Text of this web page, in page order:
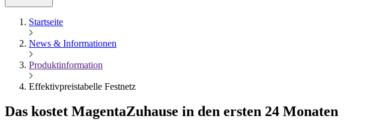
Startseite
News & Informationen
Produktinformation
Effektivpreistabelle Festnetz
Das kostet MagentaZuhause in den ersten 24 Monaten